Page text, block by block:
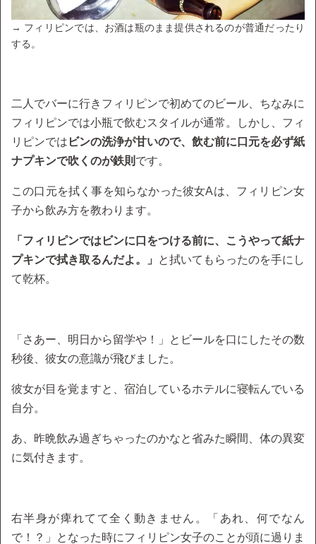
→ フィリピンでは、お酒は瓶のまま提供されるのが普通だったり
する。
二人でバーに行きフィリピンで初めてのビール、ちなみに
フィリピンでは小瓶で飲むスタイルが通常。しかし、フィ
リピンでは ビンの洗浄が甘いので、飲む前に口元を必ず紙
ナプキンで吹くのが鉄則 です。
この口元を拭く事を知らなかった彼女Aは、フィリピン女
子から飲み方を教わります。
「フィリピンではビンに口をつける前に、こうやって紙ナ
プキンで拭き取るんだよ。」
と拭いてもらったのを手にし
て乾杯。
「さあー、明日から留学や！」とビールを口にしたその数
秒後、彼女の意識が飛びました。
彼女が目を覚ますと、宿泊しているホテルに寝転んでいる
自分。
あ、昨晩飲み過ぎちゃったのかなと省みた瞬間、体の異変
に気付きます。
右半身が痺れてて全く動きません。「あれ、何でなん
で！？」となった時にフィリピン女子のことが頭に過りま